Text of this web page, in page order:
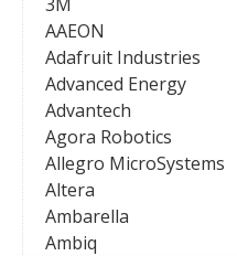
AAEON
Adafruit Industries
Advanced Energy
Advantech
Agora Robotics
Allegro MicroSystems
Altera
Ambarella
Ambiq